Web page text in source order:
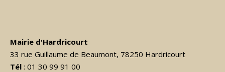
Mairie d'Hardricourt
33 rue Guillaume de Beaumont, 78250 Hardricourt
Tél : 01 30 99 91 00